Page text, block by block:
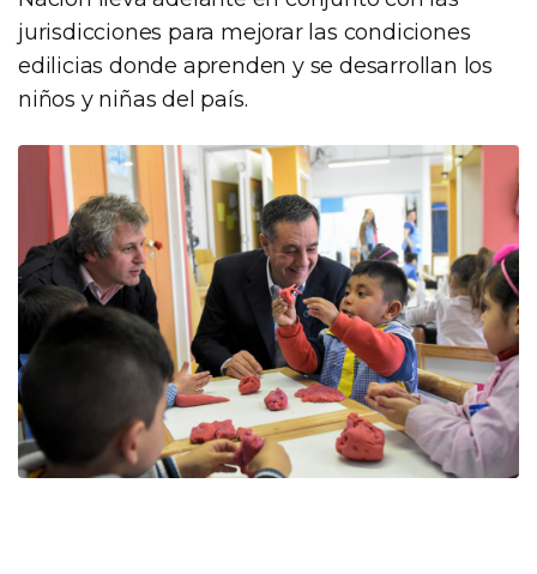
jurisdicciones para mejorar las condiciones
edilicias donde aprenden y se desarrollan los
niños y niñas del país.